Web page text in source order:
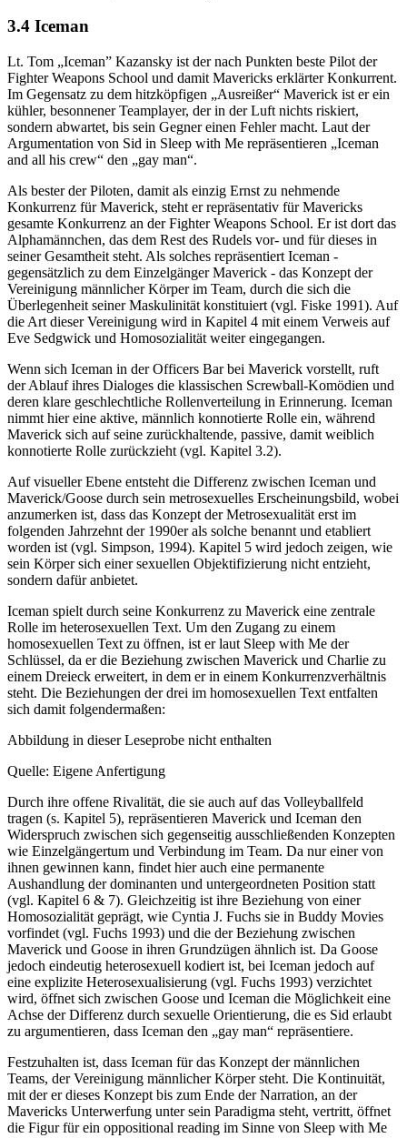
3.4 Iceman
Lt. Tom „Iceman” Kazansky ist der nach Punkten beste Pilot der
Fighter Weapons School und damit Mavericks erklärter Konkurrent.
Im Gegensatz zu dem hitzköpfigen „Ausreißer“ Maverick ist er ein
kühler, besonnener Teamplayer, der in der Luft nichts riskiert,
sondern abwartet, bis sein Gegner einen Fehler macht. Laut der
Argumentation von Sid in Sleep with Me repräsentieren „Iceman
and all his crew“ den „gay man“.
Als bester der Piloten, damit als einzig Ernst zu nehmende
Konkurrenz für Maverick, steht er repräsentativ für Mavericks
gesamte Konkurrenz an der Fighter Weapons School. Er ist dort das
Alphamännchen, das dem Rest des Rudels vor- und für dieses in
seiner Gesamtheit steht. Als solches repräsentiert Iceman -
gegensätzlich zu dem Einzelgänger Maverick - das Konzept der
Vereinigung männlicher Körper im Team, durch die sich die
Überlegenheit seiner Maskulinität konstituiert (vgl. Fiske 1991). Auf
die Art dieser Vereinigung wird in Kapitel 4 mit einem Verweis auf
Eve Sedgwick und Homosozialität weiter eingegangen.
Wenn sich Iceman in der Officers Bar bei Maverick vorstellt, ruft
der Ablauf ihres Dialoges die klassischen Screwball-Komödien und
deren klare geschlechtliche Rollenverteilung in Erinnerung. Iceman
nimmt hier eine aktive, männlich konnotierte Rolle ein, während
Maverick sich auf seine zurückhaltende, passive, damit weiblich
konnotierte Rolle zurückzieht (vgl. Kapitel 3.2).
Auf visueller Ebene entsteht die Differenz zwischen Iceman und
Maverick/Goose durch sein metrosexuelles Erscheinungsbild, wobei
anzumerken ist, dass das Konzept der Metrosexualität erst im
folgenden Jahrzehnt der 1990er als solche benannt und etabliert
worden ist (vgl. Simpson, 1994). Kapitel 5 wird jedoch zeigen, wie
sein Körper sich einer sexuellen Objektifizierung nicht entzieht,
sondern dafür anbietet.
Iceman spielt durch seine Konkurrenz zu Maverick eine zentrale
Rolle im heterosexuellen Text. Um den Zugang zu einem
homosexuellen Text zu öffnen, ist er laut Sleep with Me der
Schlüssel, da er die Beziehung zwischen Maverick und Charlie zu
einem Dreieck erweitert, in dem er in einem Konkurrenzverhältnis
steht. Die Beziehungen der drei im homosexuellen Text entfalten
sich damit folgendermaßen:
Abbildung in dieser Leseprobe nicht enthalten
Quelle: Eigene Anfertigung
Durch ihre offene Rivalität, die sie auch auf das Volleyballfeld
tragen (s. Kapitel 5), repräsentieren Maverick und Iceman den
Widerspruch zwischen sich gegenseitig ausschließenden Konzepten
wie Einzelgängertum und Verbindung im Team. Da nur einer von
ihnen gewinnen kann, findet hier auch eine permanente
Aushandlung der dominanten und untergeordneten Position statt
(vgl. Kapitel 6 & 7). Gleichzeitig ist ihre Beziehung von einer
Homosozialität geprägt, wie Cyntia J. Fuchs sie in Buddy Movies
vorfindet (vgl. Fuchs 1993) und die der Beziehung zwischen
Maverick und Goose in ihren Grundzügen ähnlich ist. Da Goose
jedoch eindeutig heterosexuell kodiert ist, bei Iceman jedoch auf
eine explizite Heterosexualisierung (vgl. Fuchs 1993) verzichtet
wird, öffnet sich zwischen Goose und Iceman die Möglichkeit eine
Achse der Differenz durch sexuelle Orientierung, die es Sid erlaubt
zu argumentieren, dass Iceman den „gay man“ repräsentiere.
Festzuhalten ist, dass Iceman für das Konzept der männlichen
Teams, der Vereinigung männlicher Körper steht. Die Kontinuität,
mit der er dieses Konzept bis zum Ende der Narration, an der
Mavericks Unterwerfung unter sein Paradigma steht, vertritt, öffnet
die Figur für ein oppositional reading im Sinne von Sleep with Me